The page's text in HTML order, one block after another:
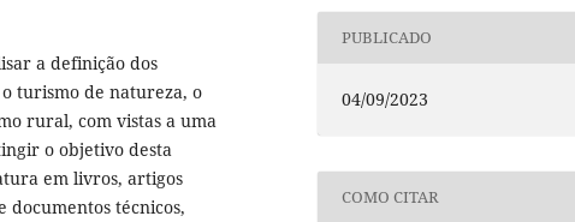
a definição dos
turismo de natureza, o
rural, com vistas a uma
o objetivo desta
em livros, artigos
documentos técnicos,
PUBLICADO
04/09/2023
COMO CITAR